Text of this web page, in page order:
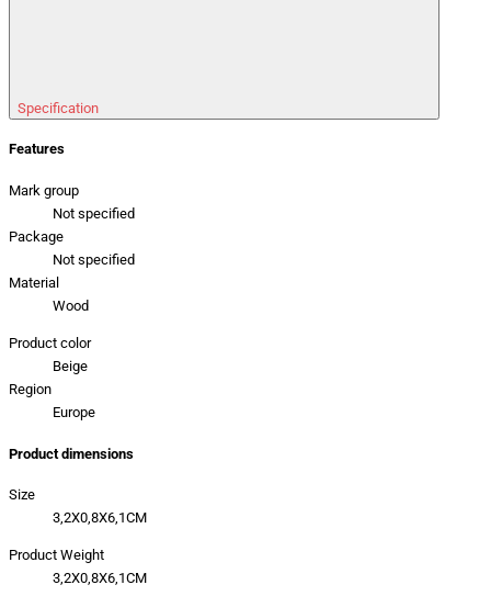
Specification
Features
Mark group
Not specified
Package
Not specified
Material
Wood
Product color
Beige
Region
Europe
Product dimensions
Size
3,2X0,8X6,1CM
Product Weight
3,2X0,8X6,1CM